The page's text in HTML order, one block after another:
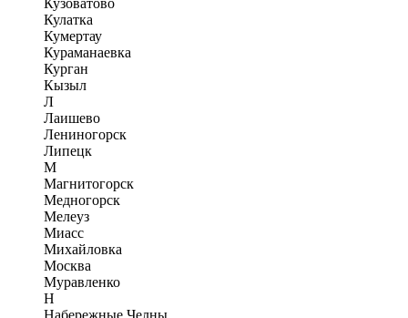
Кузоватово
Кулатка
Кумертау
Кураманаевка
Курган
Кызыл
Л
Лаишево
Лениногорск
Липецк
М
Магнитогорск
Медногорск
Мелеуз
Миасс
Михайловка
Москва
Муравленко
Н
Набережные Челны